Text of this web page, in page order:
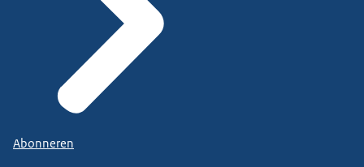
Abonneren